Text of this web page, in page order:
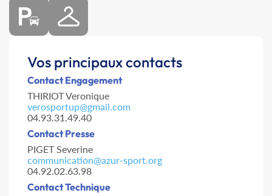
Vos principaux contacts
Contact Engagement
THIRIOT Veronique
verosportup@gmail.com
04.93.31.49.40
Contact Presse
PIGET Severine
communication@azur-sport.org
04.92.02.63.98
Contact Technique